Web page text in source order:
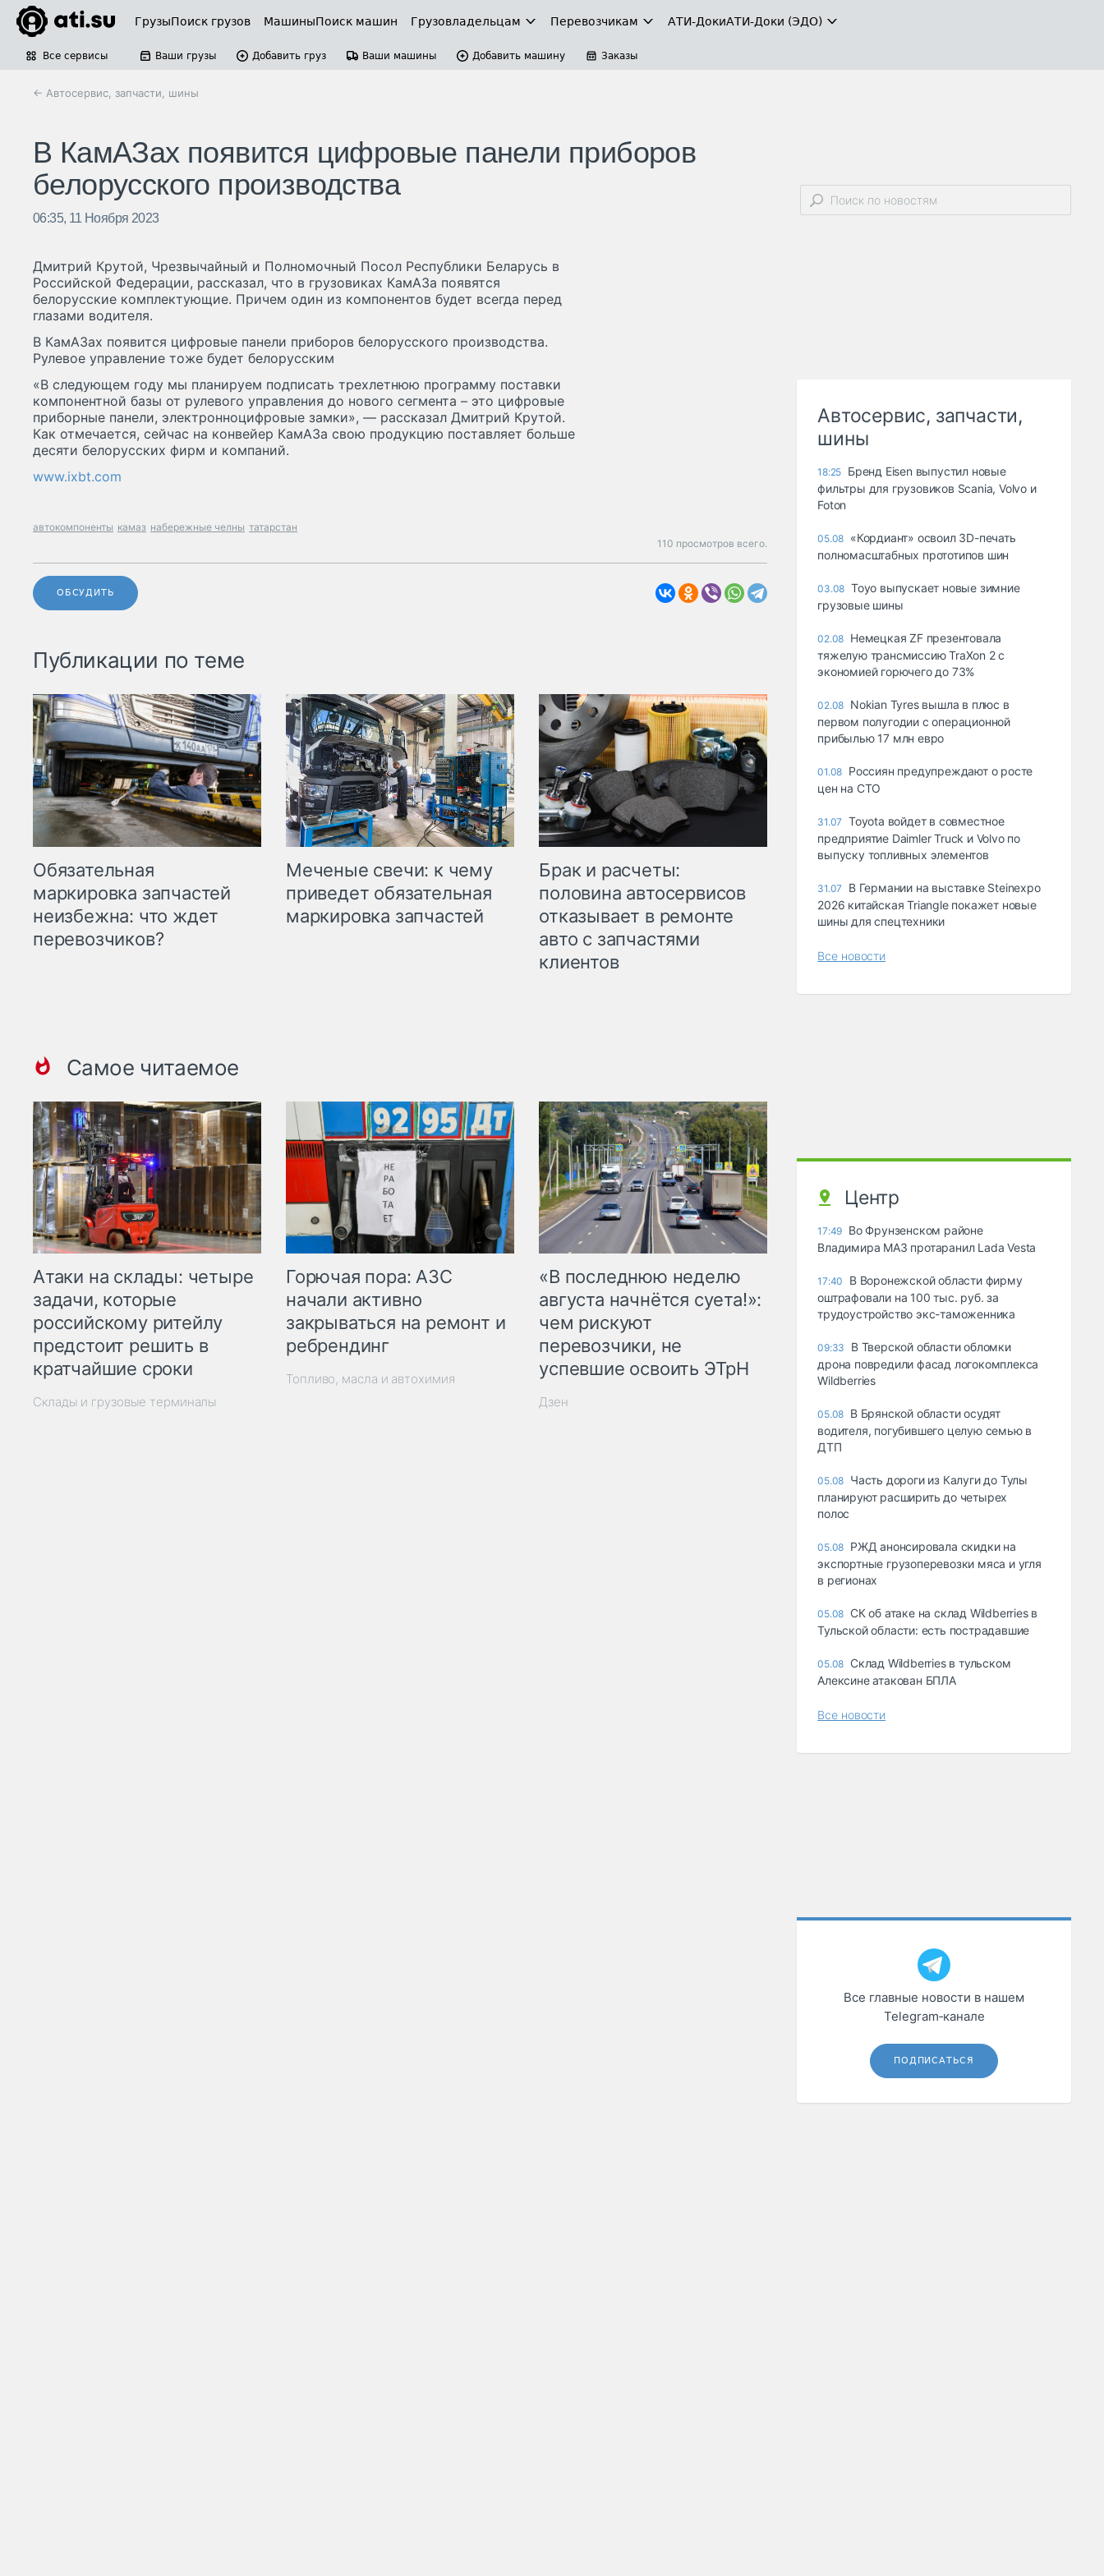
ГрузыПоиск грузов МашиныПоиск машин Грузовладельцам Перевозчикам АТИ-ДокиАТИ-Доки (ЭДО)
Все сервисы Ваши грузы Добавить груз Ваши машины Добавить машину Заказы
← Автосервис, запчасти, шины
В КамАЗах появится цифровые панели приборов
белорусского производства
06:35, 11 Ноября 2023
Дмитрий Крутой, Чрезвычайный и Полномочный Посол Республики Беларусь в
Российской Федерации, рассказал, что в грузовиках КамАЗа появятся
белорусские комплектующие. Причем один из компонентов будет всегда перед
глазами водителя.
В КамАЗах появится цифровые панели приборов белорусского производства.
Рулевое управление тоже будет белорусским
«В следующем году мы планируем подписать трехлетнюю программу поставки
компонентной базы от рулевого управления до нового сегмента – это цифровые
приборные панели, электронноцифровые замки», — рассказал Дмитрий Крутой.
Как отмечается, сейчас на конвейер КамАЗа свою продукцию поставляет больше
десяти белорусских фирм и компаний.
www.ixbt.com
автокомпоненты камаз набережные челны татарстан
110 просмотров всего.
ОБСУДИТЬ
Публикации по теме
Обязательная
маркировка запчастей
неизбежна: что ждет
перевозчиков?
Меченые свечи: к чему
приведет обязательная
маркировка запчастей
Брак и расчеты:
половина автосервисов
отказывает в ремонте
авто с запчастями
клиентов
Самое читаемое
Атаки на склады: четыре
задачи, которые
российскому ритейлу
предстоит решить в
кратчайшие сроки
Склады и грузовые терминалы
Горючая пора: АЗС
начали активно
закрываться на ремонт и
ребрендинг
Топливо, масла и автохимия
«В последнюю неделю
августа начнётся суета!»:
чем рискуют
перевозчики, не
успевшие освоить ЭТрН
Дзен
Автосервис, запчасти,
шины
18:25 Бренд Eisen выпустил новые
фильтры для грузовиков Scania, Volvo и
Foton
05.08 «Кордиант» освоил 3D-печать
полномасштабных прототипов шин
03.08 Toyo выпускает новые зимние
грузовые шины
02.08 Немецкая ZF презентовала
тяжелую трансмиссию TraXon 2 с
экономией горючего до 73%
02.08 Nokian Tyres вышла в плюс в
первом полугодии с операционной
прибылью 17 млн евро
01.08 Россиян предупреждают о росте
цен на СТО
31.07
Toyota войдет в совместное
предприятие Daimler Truck и Volvo по
выпуску топливных элементов
31.07
В Германии на выставке Steinexpo
2026 китайская Triangle покажет новые
шины для спецтехники
Все новости
Центр
17:49 Во Фрунзенском районе
Владимира МАЗ протаранил Lada Vesta
17:40
В Воронежской области фирму
оштрафовали на 100 тыс. руб. за
трудоустройство экс-таможенника
09:33
В Тверской области обломки
дрона повредили фасад логокомплекса
Wildberries
05.08 В Брянской области осудят
водителя, погубившего целую семью в
ДТП
05.08 Часть дороги из Калуги до Тулы
планируют расширить до четырех
полос
05.08 РЖД анонсировала скидки на
экспортные грузоперевозки мяса и угля
в регионах
05.08 СК об атаке на склад Wildberries в
Тульской области: есть пострадавшие
05.08 Склад Wildberries в тульском
Алексине атакован БПЛА
Все новости
Все главные новости в нашем
Telegram‑канале
ПОДПИСАТЬСЯ